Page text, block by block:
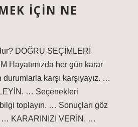
IÇIN NE
DOĞRU SEÇİMLERİ
Hayatımızda her gün karar
karşı karşıyayız. …
… Seçenekleri
toplayın. … Sonuçları göz
… KARARINIZI VERİN. …